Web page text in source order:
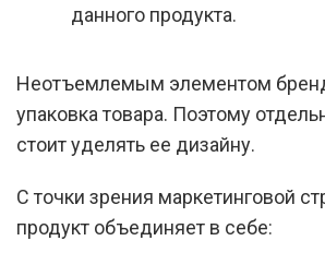
данного продукта.
Неотъемлемым элементом
упаковка товара. Поэтому
стоит уделять ее дизайну.
С точки зрения маркетинговой
продукт объединяет в себе: